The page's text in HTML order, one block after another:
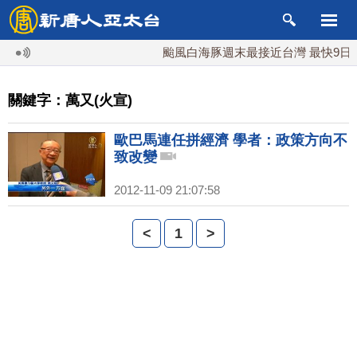
颱風白海豚週末最接近台灣 最快9日
關鍵字：萬又(火宣)
歐巴馬連任拼經濟 學者：政策方向不
致改變
2012-11-09 21:07:58
< 1 >